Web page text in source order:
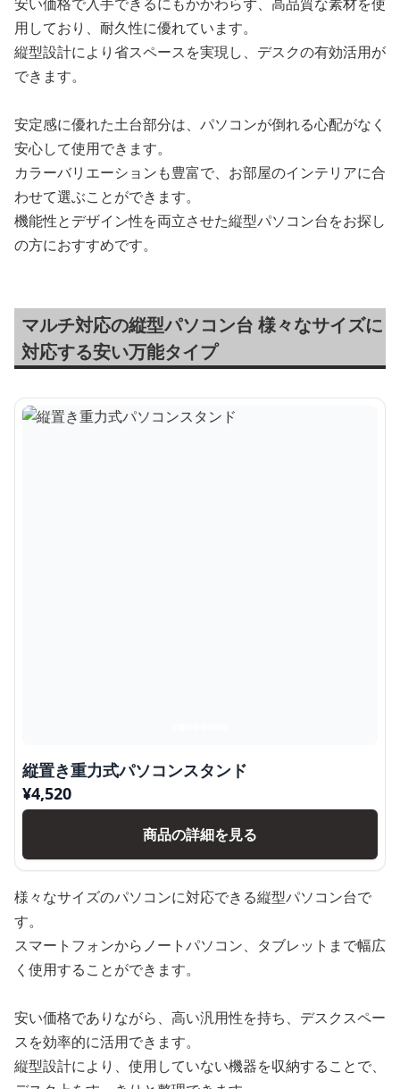
用しており、耐久性に優れています。
縦型設計により省スペースを実現し、デスクの有効活用が
できます。
安定感に優れた土台部分は、パソコンが倒れる心配がなく
安心して使用できます。
カラーバリエーションも豊富で、お部屋のインテリアに合
わせて選ぶことができます。
機能性とデザイン性を両立させた縦型パソコン台をお探し
の方におすすめです。
マルチ対応の縦型パソコン台 様々なサイズに
対応する安い万能タイプ
縦置き重力式パソコンスタンド
¥4,520
商品の詳細を見る
様々なサイズのパソコンに対応できる縦型パソコン台で
す。
スマートフォンからノートパソコン、タブレットまで幅広
く使用することができます。
安い価格でありながら、高い汎用性を持ち、デスクスペー
スを効率的に活用できます。
縦型設計により、使用していない機器を収納することで、